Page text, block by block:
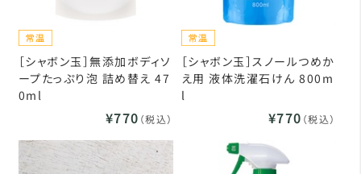
［シャボン玉］無添加ボディソ
ープたっぷり泡 詰め替え 47
0ml
¥770 （税込）
［シャボン玉］スノールつめか
え用 液体洗濯石けん 800m
l
¥770 （税込）